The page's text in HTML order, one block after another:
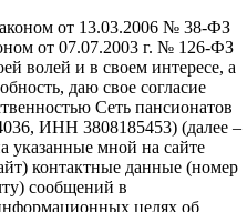
от 13.03.2006 № 38-ФЗ
от 07.07.2003 г. № 126-ФЗ
волей и в своем интересе, а
даю свое согласие
Сеть пансионатов
ИНН 3808185453) (далее –
указанные мной на сайте
контактные данные (номер
сообщений в
целях об